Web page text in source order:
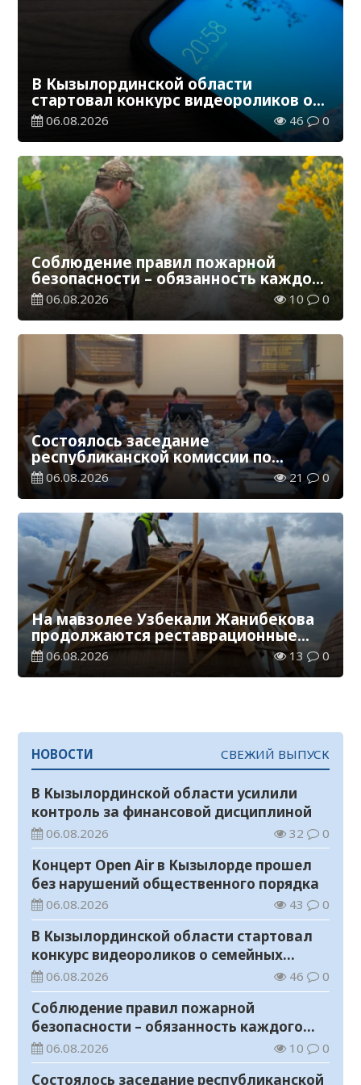
В Кызылординской области
стартовал конкурс видеороликов о
семейных ценностях и Конституции
06.08.2026 46 0
Соблюдение правил пожарной
безопасности – обязанность каждого
гражданина
06.08.2026 10 0
Состоялось заседание
республиканской комиссии по
присуждению образовательных
грантов
06.08.2026 21 0
На мавзолее Узбекали Жанибекова
продолжаются реставрационные
работы
06.08.2026 13 0
НОВОСТИ СВЕЖИЙ ВЫПУСК
В Кызылординской области усилили
контроль за финансовой дисциплиной
06.08.2026 32 0
Концерт Open Air в Кызылорде прошел
без нарушений общественного порядка
06.08.2026 43 0
В Кызылординской области стартовал
конкурс видеороликов о семейных
ценностях и Конституции
06.08.2026 46 0
Соблюдение правил пожарной
безопасности – обязанность каждого
гражданина
06.08.2026 10 0
Состоялось заседание республиканской